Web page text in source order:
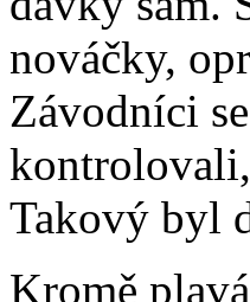
nováčky,
Závodníci
Takový byl
Kromě